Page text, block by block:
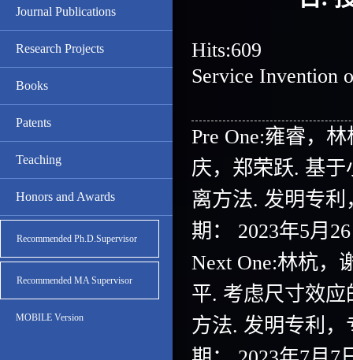
Journal Publications
Research Projects
Books
Patents
Teaching
Honors and Awards
Recommended Ph.D.Supervisor
Recommended MA Supervisor
MOBILE Version
Hits:609
Service Invention
Pre One:雍睿，
庆，郑荣跃. 基
离方法. 发明专利
期： 2023年5月
Next One:林杭，
平. 考虑尺寸效
方法. 发明专利，